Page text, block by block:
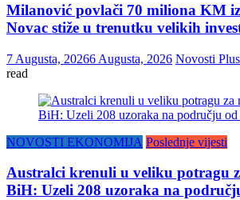
Milanović povlači 70 miliona KM
Novac stiže u trenutku velikih
7 Augusta, 20266 Augusta, 2026 Novosti Plus
read
NOVOSTI EKONOMIJA Poslednje vijesti
Australci krenuli u veliku potragu
BiH: Uzeli 208 uzoraka na